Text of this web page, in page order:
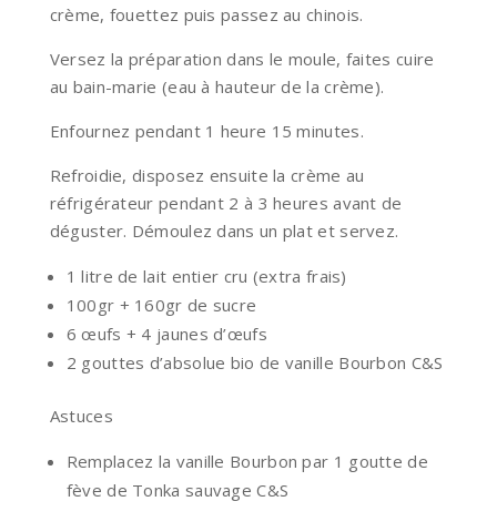
crème, fouettez puis passez au chinois.
Versez la préparation dans le moule, faites cuire
au bain-marie (eau à hauteur de la crème).
Enfournez pendant 1 heure 15 minutes.
Refroidie, disposez ensuite la crème au
réfrigérateur pendant 2 à 3 heures avant de
déguster. Démoulez dans un plat et servez.
1 litre de lait entier cru (extra frais)
100gr + 160gr de sucre
6 œufs + 4 jaunes d’œufs
2 gouttes d’absolue bio de vanille Bourbon C&S
Astuces
Remplacez la vanille Bourbon par 1 goutte de
fève de Tonka sauvage C&S